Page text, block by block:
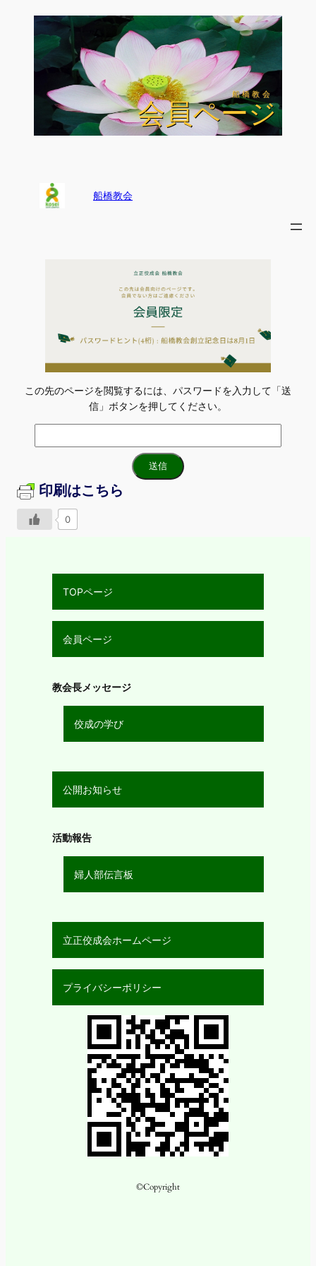
船 橋 教 会
船 橋 教 会
会員ページ
会員ページ
船橋教会
この先のページを閲覧するには、パスワードを入力して「送
信」ボタンを押してください。
印刷はこちら
0
TOPページ
会員ページ
教会長メッセージ
佼成の学び
公開お知らせ
活動報告
婦人部伝言板
立正佼成会ホームページ
プライバシーポリシー
©Copyright